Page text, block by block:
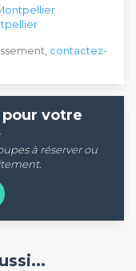
contactez-
votre
à réserver ou